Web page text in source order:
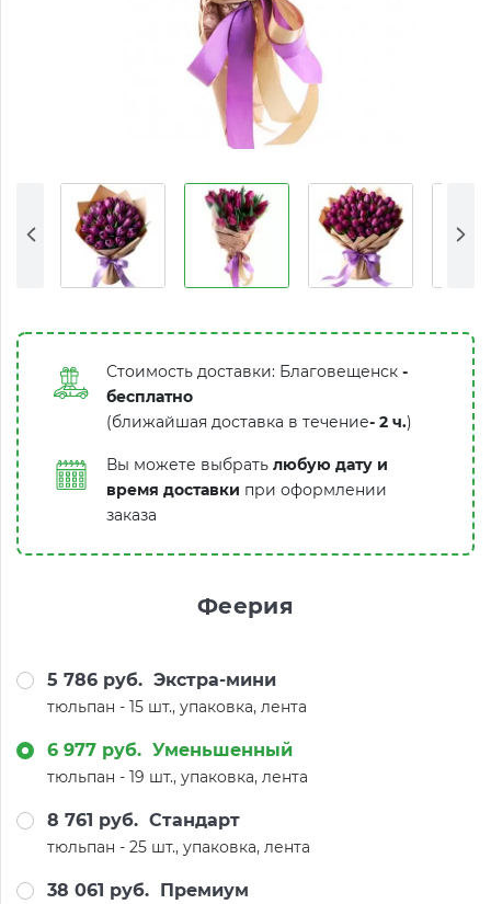
Стоимость доставки: Благовещенск -
бесплатно
(ближайшая доставка в течение- 2 ч.)
Вы можете выбрать любую дату и
время доставки при оформлении
заказа
Феерия
5 786 руб. Экстра-мини
тюльпан - 15 шт., упаковка, лента
6 977 руб. Уменьшенный
тюльпан - 19 шт., упаковка, лента
8 761 руб. Стандарт
тюльпан - 25 шт., упаковка, лента
38 061 руб. Премиум